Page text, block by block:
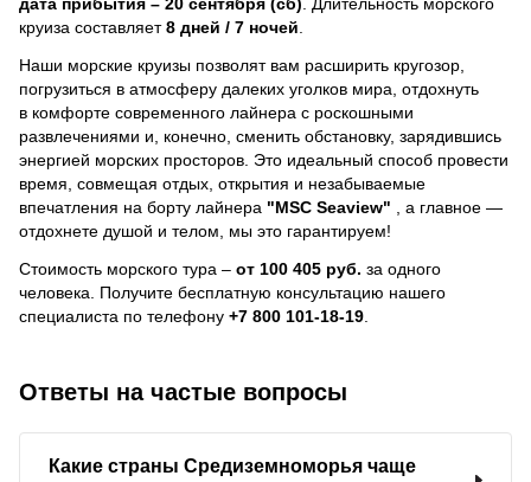
круиза составляет8 дней / 7 ночей
Наши морские круизы позволят вам расширить кругозор,
погрузиться в атмосферу далеких уголков мира, отдохнуть
в комфорте современного лайнера с роскошными
развлечениями и, конечно, сменить обстановку, зарядившись
энергией морских просторов. Это идеальный способ провести
время, совмещая отдых, открытия и незабываемые
впечатления на борту лайнера "MSC Seaview"
, a главное —
отдохнете душой и телом, мы это гарантируем!
Стоимость морского тура – от 100 405 руб. за одного
человека. Получите бесплатную консультацию нашего
специалиста по телефону +7 800 101-18-19
Ответы на частые вопросы
Какие страны Средиземноморья чаще